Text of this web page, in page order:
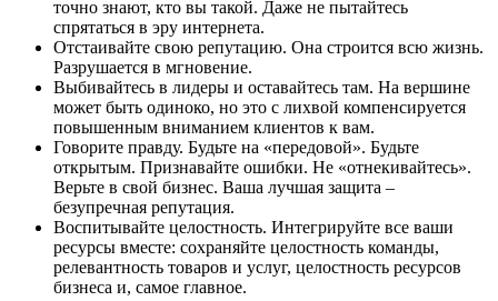
точно знают, кто вы такой. Даже не пытайтесь
спрятаться в эру интернета.
Отстаивайте свою репутацию. Она строится всю жизнь.
Разрушается в мгновение.
Выбивайтесь в лидеры и оставайтесь там. На вершине
может быть одиноко, но это с лихвой компенсируется
повышенным вниманием клиентов к вам.
Говорите правду. Будьте на «передовой». Будьте
открытым. Признавайте ошибки. Не «отнекивайтесь».
Верьте в свой бизнес. Ваша лучшая защита –
безупречная репутация.
Воспитывайте целостность. Интегрируйте все ваши
ресурсы вместе: сохраняйте целостность команды,
релевантность товаров и услуг, целостность ресурсов
бизнеса и, самое главное.